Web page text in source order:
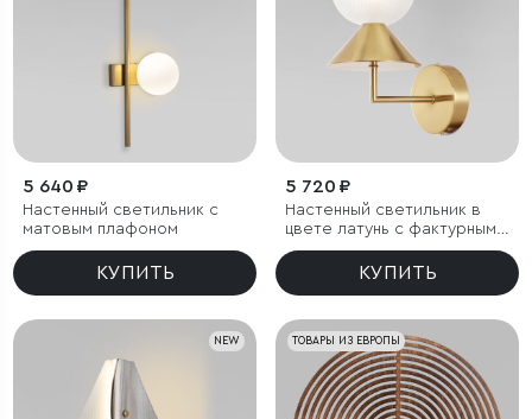
5 640 ₽
Настенный светильник с
матовым плафоном
КУПИТЬ
5 720 ₽
Настенный светильник в
цвете латунь с фактурным
плафоном
КУПИТЬ
NEW ТОВАРЫ ИЗ ЕВРОПЫ